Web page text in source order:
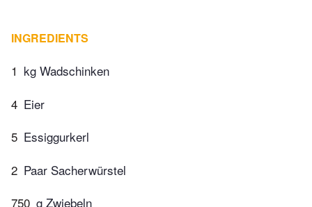
INGREDIENTS
1 kg Wadschinken
4 Eier
5 Essiggurkerl
2 Paar Sacherwürstel
750 g Zwiebeln